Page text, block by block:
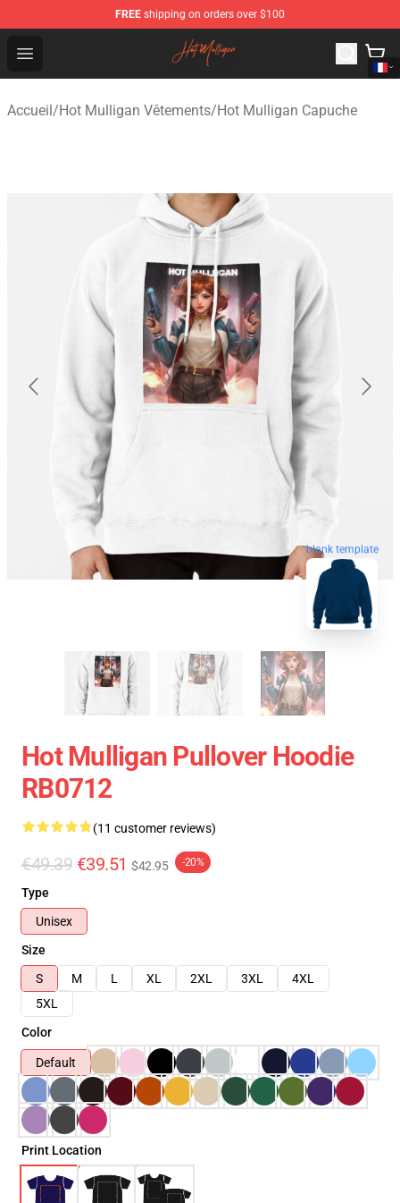
FREE shipping on orders over $100
Open menu
Hot Mulligan Shop - Official Hot Mulligan Merchandise
Accueil/Hot Mulligan Vêtements/Hot Mulligan Capuche
blank template
Hot Mulligan Pullover Hoodie
RB0712
(11 customer reviews)
€49.39 €39.51 $42.95 -20%
Type
Unisex
Size
S
M L XL 2XL 3XL
4XL
5XL
Color
Default
Print Location